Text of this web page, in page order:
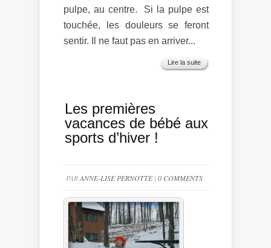
pulpe, au centre. Si la pulpe est
touchée, les douleurs se feront
sentir. Il ne faut pas en arriver...
Lire la suite
Les premières
vacances de bébé aux
sports d’hiver !
PARANNE-LISE PERNOTTE| 0 COMMENTS